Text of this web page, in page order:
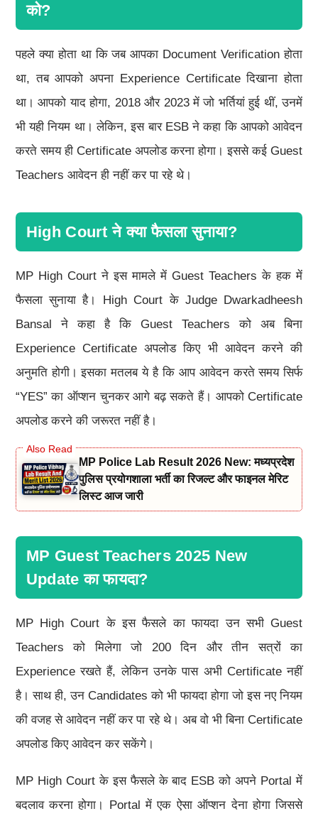
को?
पहले क्या होता था कि जब आपका Document Verification होता
था, तब आपको अपना Experience Certificate दिखाना होता
था। आपको याद होगा, 2018 और 2023 में जो भर्तियां हुई थीं, उनमें
भी यही नियम था। लेकिन, इस बार ESB ने कहा कि आपको आवेदन
करते समय ही Certificate अपलोड करना होगा। इससे कई Guest
Teachers आवेदन ही नहीं कर पा रहे थे।
High Court ने क्या फैसला सुनाया?
MP High Court ने इस मामले में Guest Teachers के हक में
फैसला सुनाया है। High Court के Judge Dwarkadheesh
Bansal ने कहा है कि Guest Teachers को अब बिना
Experience Certificate अपलोड किए भी आवेदन करने की
अनुमति होगी। इसका मतलब ये है कि आप आवेदन करते समय सिर्फ
“YES” का ऑप्शन चुनकर आगे बढ़ सकते हैं। आपको Certificate
अपलोड करने की जरूरत नहीं है।
MP Police Lab Result 2026 New: मध्यप्रदेश
पुलिस प्रयोगशाला भर्ती का रिजल्ट और फाइनल मेरिट
लिस्ट आज जारी
MP Guest Teachers 2025 New
Update का फायदा?
MP High Court के इस फैसले का फायदा उन सभी Guest
Teachers को मिलेगा जो 200 दिन और तीन सत्रों का
Experience रखते हैं, लेकिन उनके पास अभी Certificate नहीं
है। साथ ही, उन Candidates को भी फायदा होगा जो इस नए नियम
की वजह से आवेदन नहीं कर पा रहे थे। अब वो भी बिना Certificate
अपलोड किए आवेदन कर सकेंगे।
MP High Court के इस फैसले के बाद ESB को अपने Portal में
बदलाव करना होगा। Portal में एक ऐसा ऑप्शन देना होगा जिससे